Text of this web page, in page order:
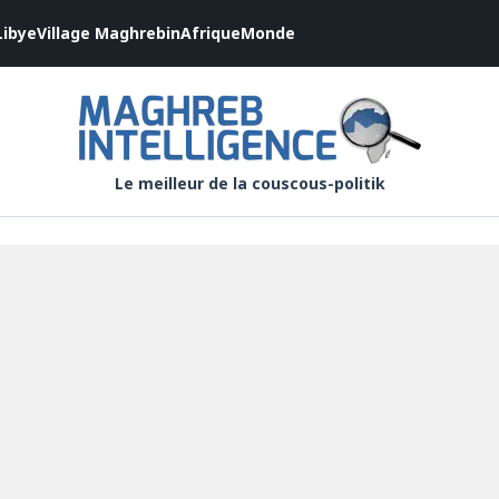
Village MaghrebinAfriqueMonde
Le meilleur de la couscous-politik